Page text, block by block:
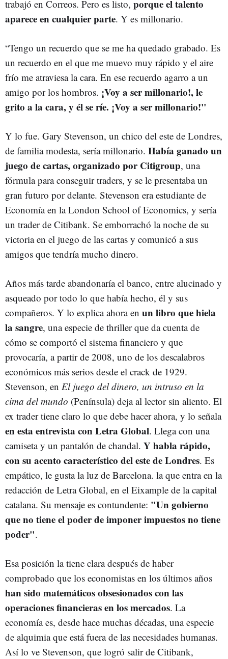
trabajó en Correos. Pero es listo, porque el talento
aparece en cualquier parte. Y es millonario.
“Tengo un recuerdo que se me ha quedado grabado. Es
un recuerdo en el que me muevo muy rápido y el aire
frío me atraviesa la cara. En ese recuerdo agarro a un
amigo por los hombros. ¡Voy a ser millonario!, le
grito a la cara, y él se ríe. ¡Voy a ser millonario!"
Y lo fue. Gary Stevenson, un chico del este de Londres,
de familia modesta, sería millonario. Había ganado un
juego de cartas, organizado por Citigroup, una
fórmula para conseguir traders, y se le presentaba un
gran futuro por delante. Stevenson era estudiante de
Economía en la London School of Economics, y sería
un trader de Citibank. Se emborrachó la noche de su
victoria en el juego de las cartas y comunicó a sus
amigos que tendría mucho dinero.
Años más tarde abandonaría el banco, entre alucinado y
asqueado por todo lo que había hecho, él y sus
compañeros. Y lo explica ahora en un libro que hiela
la sangre, una especie de thriller que da cuenta de
cómo se comportó el sistema financiero y que
provocaría, a partir de 2008, uno de los descalabros
económicos más serios desde el crack de 1929.
Stevenson, en El juego del dinero, un intruso en la
cima del mundo (Península) deja al lector sin aliento. El
ex trader tiene claro lo que debe hacer ahora, y lo señala
en esta entrevista con Letra Global. Llega con una
camiseta y un pantalón de chandal. Y habla rápido,
con su acento característico del este de Londres. Es
empático, le gusta la luz de Barcelona. la que entra en la
redacción de Letra Global, en el Eixample de la capital
catalana. Su mensaje es contundente: "Un gobierno
que no tiene el poder de imponer impuestos no tiene
poder".
Esa posición la tiene clara después de haber
comprobado que los economistas en los últimos años
han sido matemáticos obsesionados con las
operaciones financieras en los mercados. La
economía es, desde hace muchas décadas, una especie
de alquimia que está fuera de las necesidades humanas.
Así lo ve Stevenson, que logró salir de Citibank,